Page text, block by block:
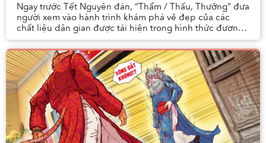
Ngay trước Tết Nguyên đán, “Thẩm / Thấu, Thưởng” đưa
người xem vào hành trình khám phá vẻ đẹp của các
chất liệu dân gian được tái hiện trong hình thức đương
đại. Triển lãm khắc họa nghệ thuật đương đạ...